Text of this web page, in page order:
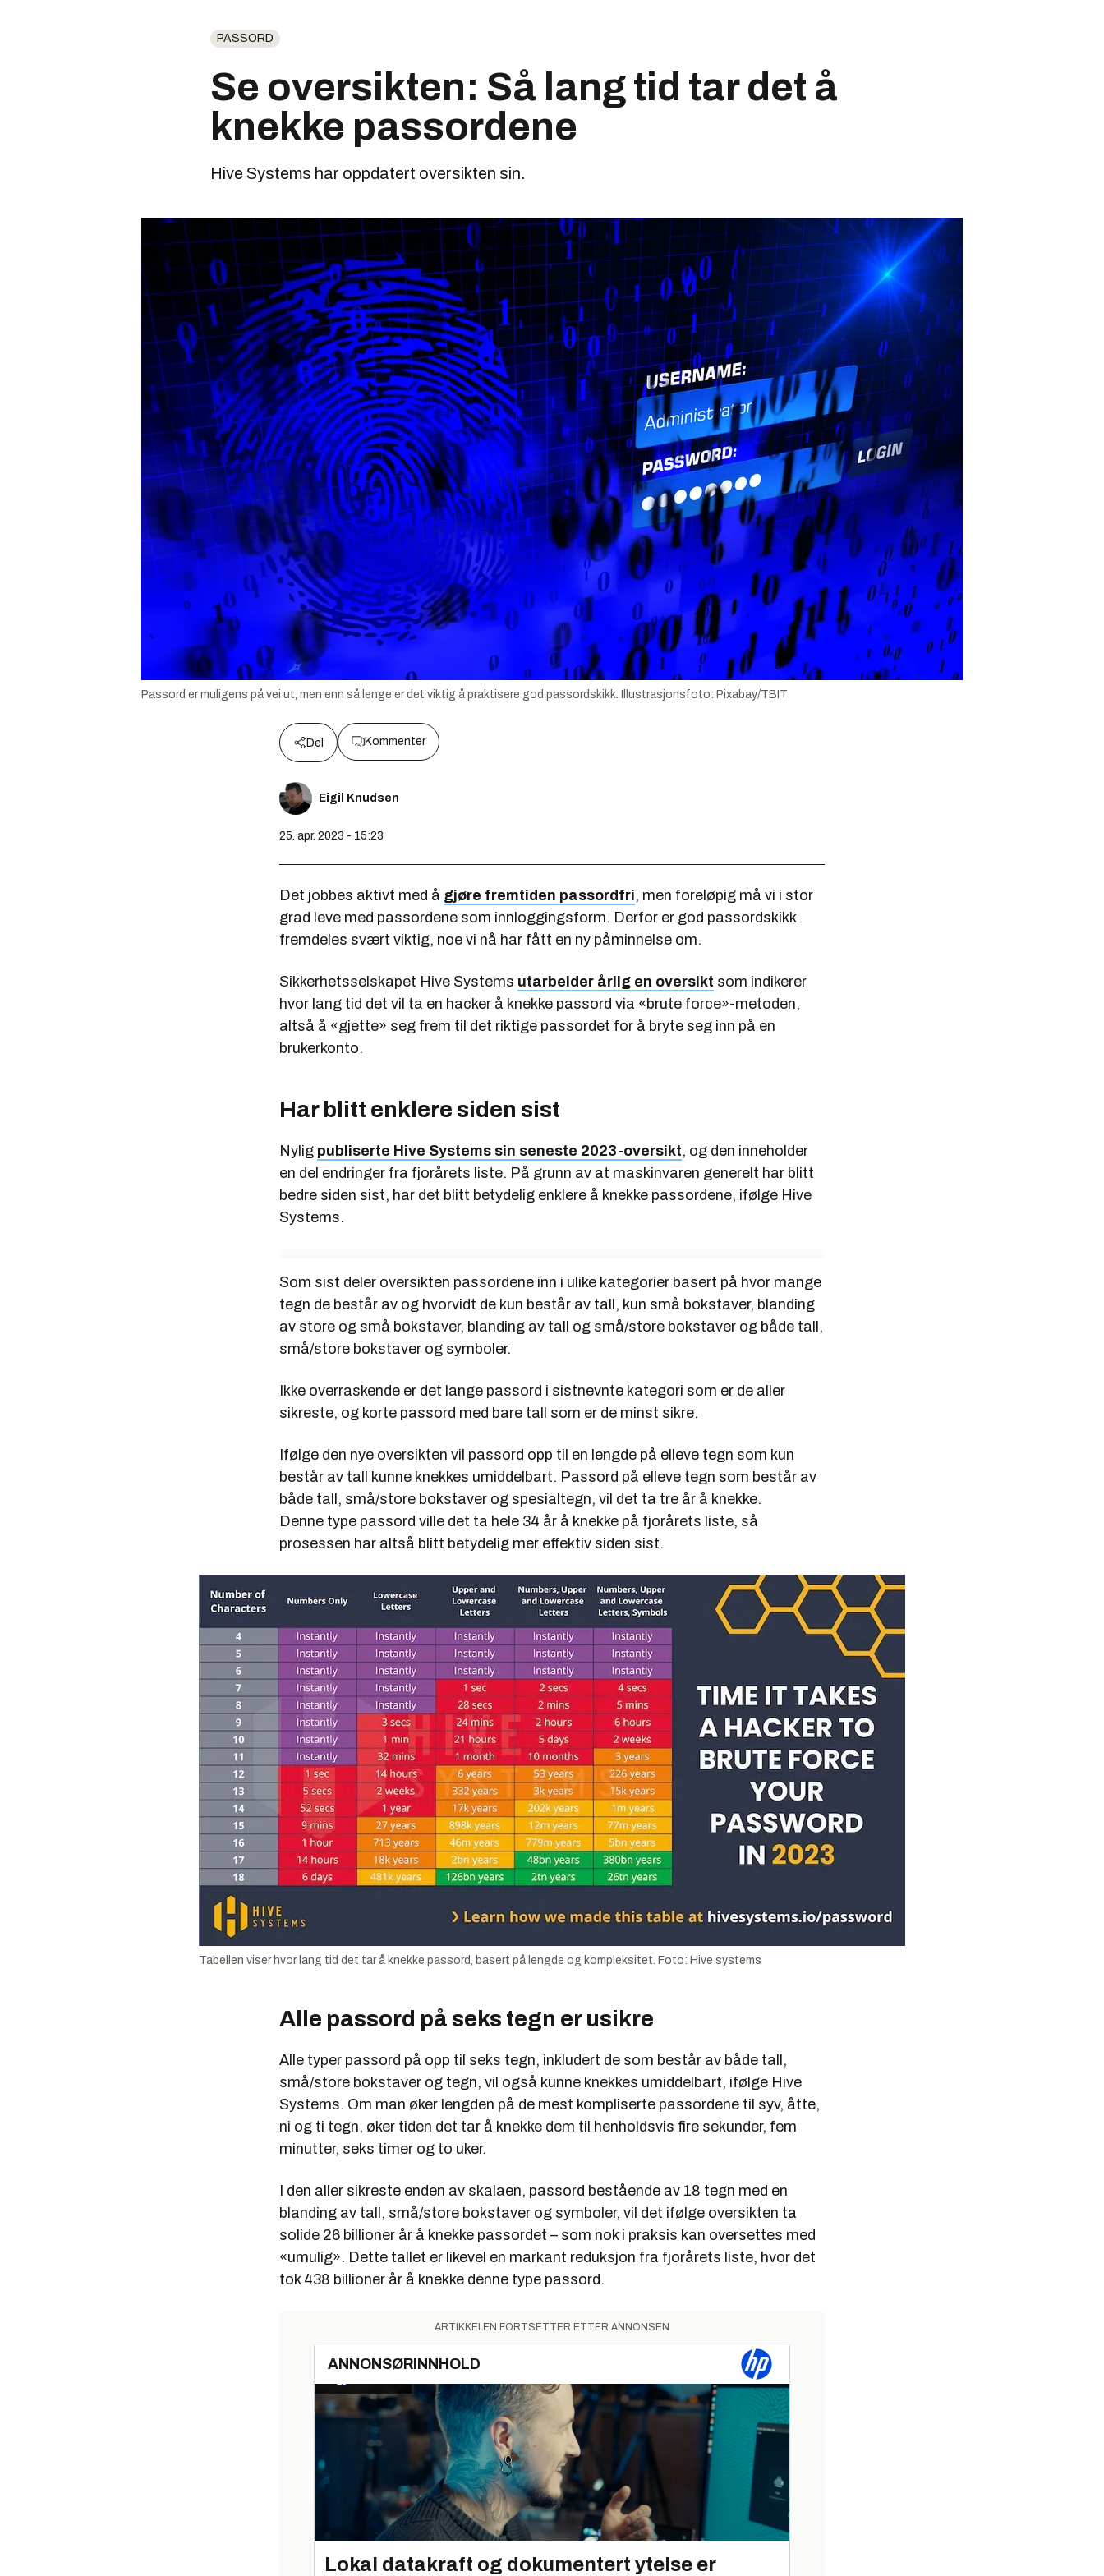
PASSORD
Se oversikten: Så lang tid tar det å
knekke passordene
Hive Systems har oppdatert oversikten sin.
Passord er muligens på vei ut, men enn så lenge er det viktig å praktisere god passordskikk. Illustrasjonsfoto: Pixabay/TBIT
Del Kommenter
Eigil Knudsen
25. apr. 2023 - 15:23
Det jobbes aktivt med å gjøre fremtiden passordfri, men foreløpig må vi i stor
grad leve med passordene som innloggingsform. Derfor er god passordskikk
fremdeles svært viktig, noe vi nå har fått en ny påminnelse om.
Sikkerhetsselskapet Hive Systems utarbeider årlig en oversikt som indikerer
hvor lang tid det vil ta en hacker å knekke passord via «brute force»-metoden,
altså å «gjette» seg frem til det riktige passordet for å bryte seg inn på en
brukerkonto.
Har blitt enklere siden sist
Nylig publiserte Hive Systems sin seneste 2023-oversikt, og den inneholder
en del endringer fra fjorårets liste. På grunn av at maskinvaren generelt har blitt
bedre siden sist, har det blitt betydelig enklere å knekke passordene, ifølge Hive
Systems.
Som sist deler oversikten passordene inn i ulike kategorier basert på hvor mange
tegn de består av og hvorvidt de kun består av tall, kun små bokstaver, blanding
av store og små bokstaver, blanding av tall og små/store bokstaver og både tall,
små/store bokstaver og symboler.
Ikke overraskende er det lange passord i sistnevnte kategori som er de aller
sikreste, og korte passord med bare tall som er de minst sikre.
Ifølge den nye oversikten vil passord opp til en lengde på elleve tegn som kun
består av tall kunne knekkes umiddelbart. Passord på elleve tegn som består av
både tall, små/store bokstaver og spesialtegn, vil det ta tre år å knekke.
Denne type passord ville det ta hele 34 år å knekke på fjorårets liste, så
prosessen har altså blitt betydelig mer effektiv siden sist.
Tabellen viser hvor lang tid det tar å knekke passord, basert på lengde og kompleksitet. Foto: Hive systems
Alle passord på seks tegn er usikre
Alle typer passord på opp til seks tegn, inkludert de som består av både tall,
små/store bokstaver og tegn, vil også kunne knekkes umiddelbart, ifølge Hive
Systems. Om man øker lengden på de mest kompliserte passordene til syv, åtte,
ni og ti tegn, øker tiden det tar å knekke dem til henholdsvis fire sekunder, fem
minutter, seks timer og to uker.
I den aller sikreste enden av skalaen, passord bestående av 18 tegn med en
blanding av tall, små/store bokstaver og symboler, vil det ifølge oversikten ta
solide 26 billioner år å knekke passordet – som nok i praksis kan oversettes med
«umulig». Dette tallet er likevel en markant reduksjon fra fjorårets liste, hvor det
tok 438 billioner år å knekke denne type passord.
ARTIKKELEN FORTSETTER ETTER ANNONSEN
ANNONSØRINNHOLD
Lokal datakraft og dokumentert ytelse er